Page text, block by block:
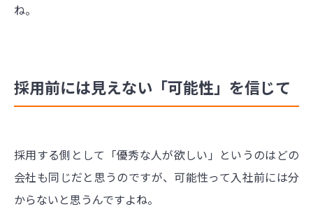
ね。
採用前には見えない「可能性」を信じて
採用する側として「優秀な人が欲しい」というのはどの
会社も同じだと思うのですが、可能性って入社前には分
からないと思うんですよね。